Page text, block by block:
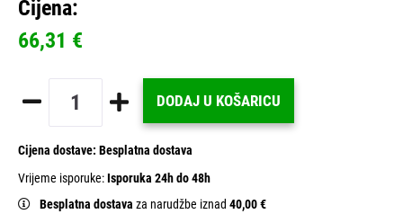
Cijena:
66,31 €
DODAJ U KOŠARICU
Cijena dostave: Besplatna dostava
Vrijeme isporuke:Isporuka 24h do 48h
Besplatna dostava za narudžbe iznad 40,00 €